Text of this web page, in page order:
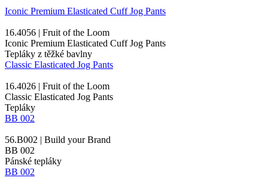
Iconic Premium Elasticated Cuff Jog Pants
16.4056 | Fruit of the Loom
Iconic Premium Elasticated Cuff Jog Pants
Tepláky z těžké bavlny
Classic Elasticated Jog Pants
16.4026 | Fruit of the Loom
Classic Elasticated Jog Pants
Tepláky
BB 002
56.B002 | Build your Brand
BB 002
Pánské tepláky
BB 002